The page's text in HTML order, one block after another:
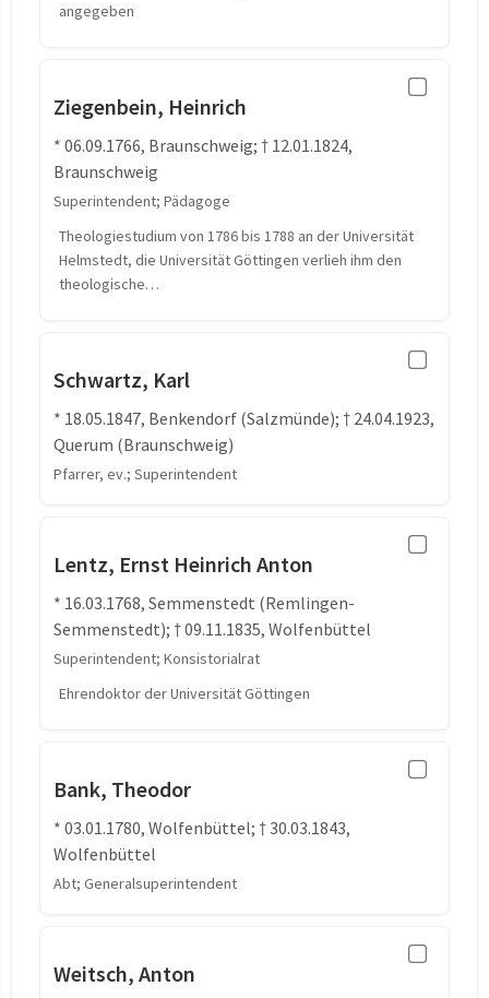
angegeben
Ziegenbein, Heinrich
* 06.09.1766, Braunschweig; † 12.01.1824,
Braunschweig
Superintendent; Pädagoge
Theologiestudium von 1786 bis 1788 an der Universität
Helmstedt, die Universität Göttingen verlieh ihm den
theologische…
Schwartz, Karl
* 18.05.1847, Benkendorf (Salzmünde); † 24.04.1923,
Querum (Braunschweig)
Pfarrer, ev.; Superintendent
Lentz, Ernst Heinrich Anton
* 16.03.1768, Semmenstedt (Remlingen-
Semmenstedt); † 09.11.1835, Wolfenbüttel
Superintendent; Konsistorialrat
Ehrendoktor der Universität Göttingen
Bank, Theodor
* 03.01.1780, Wolfenbüttel; † 30.03.1843,
Wolfenbüttel
Abt; Generalsuperintendent
Weitsch, Anton